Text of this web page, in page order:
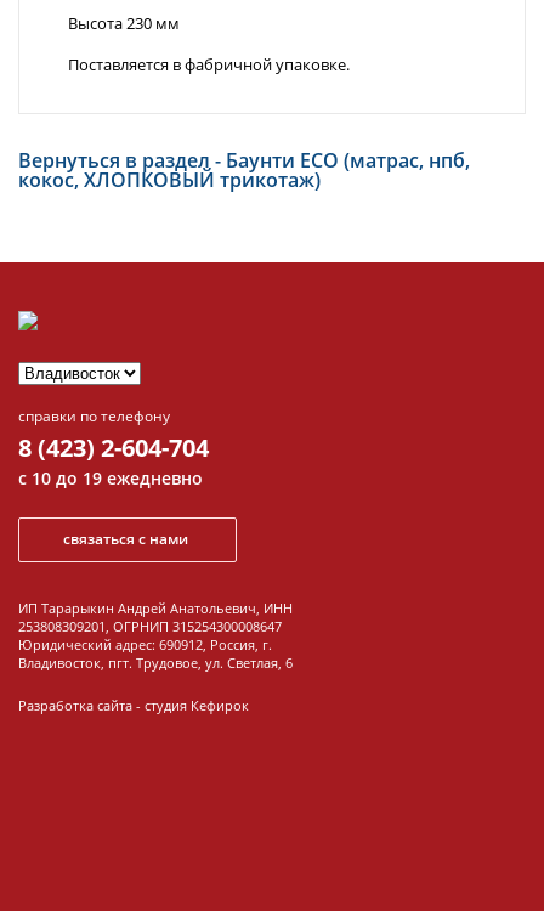
Высота 230 мм
Поставляется в фабричной упаковке.
Вернуться в раздел - Баунти ECO (матрас, нпб,
кокос, ХЛОПКОВЫЙ трикотаж)
справки по телефону
8 (423) 2-604-704
с 10 до 19 ежедневно
связаться с нами
ИП Тарарыкин Андрей Анатольевич, ИНН
253808309201, ОГРНИП 315254300008647
Юридический адрес: 690912, Россия, г.
Владивосток, пгт. Трудовое, ул. Светлая, 6
Разработка сайта - студия Кефирок